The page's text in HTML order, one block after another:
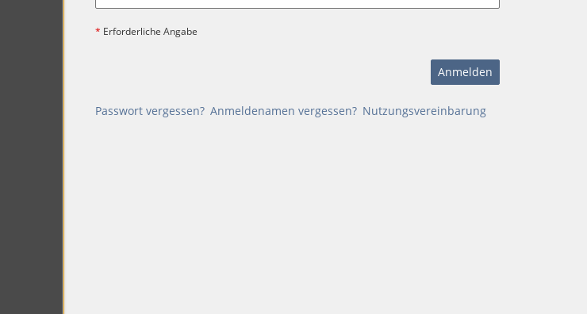
* Erforderliche Angabe
Anmelden
Passwort vergessen? Anmeldenamen vergessen? Nutzungsvereinbarung